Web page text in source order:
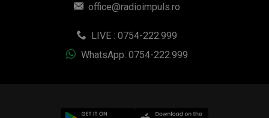
office@radioimpuls.ro
LIVE : 0754-222.999
WhatsApp: 0754-222.999